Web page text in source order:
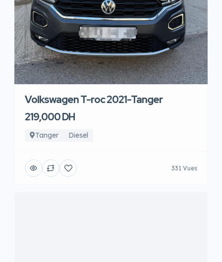
Volkswagen T-roc 2021-Tanger
219,000 DH
Tanger Diesel
331 Vues